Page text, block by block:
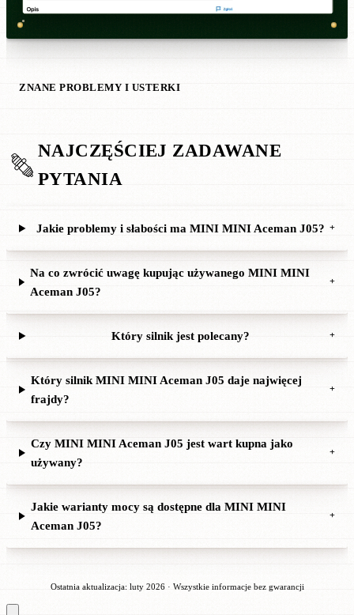
ZNANE PROBLEMY I USTERKI
NAJCZĘŚCIEJ ZADAWANE
PYTANIA
Jakie problemy i słabości ma MINI MINI Aceman J05? +
Na co zwrócić uwagę kupując używanego MINI MINI
Aceman J05?
+
Który silnik jest polecany? +
Który silnik MINI MINI Aceman J05 daje najwięcej
frajdy?
+
Czy MINI MINI Aceman J05 jest wart kupna jako
używany?
+
Jakie warianty mocy są dostępne dla MINI MINI
Aceman J05?
+
Ostatnia aktualizacja: luty 2026 · Wszystkie informacje bez gwarancji